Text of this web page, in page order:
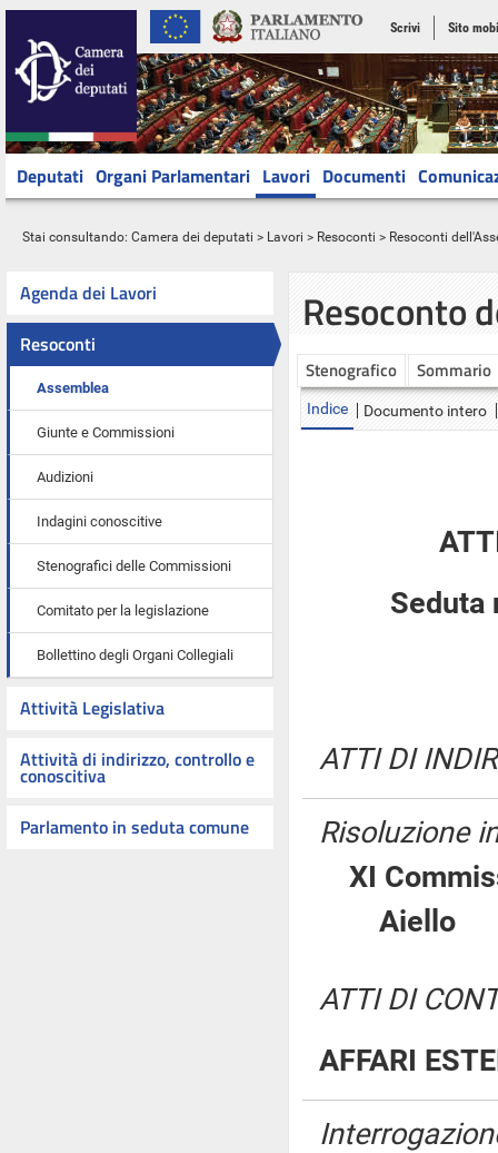
Scrivi Sito
Deputati Organi Parlamentari Lavori Documenti
Stai consultando: Camera dei deputati > Lavori > Resoconti > Resoconti
Agenda dei Lavori
Resoconti
Assemblea
Giunte e Commissioni
Audizioni
Indagini conoscitive
Stenografici delle Commissioni
Comitato per la legislazione
Bollettino degli Organi Collegiali
Attività Legislativa
Attività di indirizzo, controllo e
conoscitiva
Parlamento in seduta comune
Resoconto
Stenografico Sommario
Indice Documento intero
Seduta
ATTI DI
Risoluzione
XI
ATTI DI
AFFARI